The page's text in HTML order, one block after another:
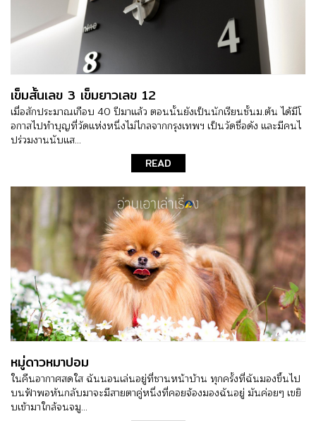
เข็มสั้นเลข 3 เข็มยาวเลข 12
เมื่อสักประมาณเกือบ 40 ปีมาแล้ว ตอนนั้นยังเป็นนักเรียนชั้นม.ต้น ได้มีโ
อกาสไปทำบุญที่วัดแห่งหนึ่งไม่ไกลจากกรุงเทพฯ เป็นวัดชื่อดัง และมีคนไ
ปร่วมงานนับแส...
READ
หมู่ดาวหมาปอม
ในคืนอากาศสดใส ฉันนอนเล่นอยู่ที่ชานหน้าบ้าน ทุกครั้งที่ฉันมองขึ้นไป
บนฟ้าพอหันกลับมาจะมีสายตาคู่หนึ่งที่คอยจ้องมองฉันอยู่ มันค่อยๆ เขยิ
บเข้ามาใกล้จนจมู...